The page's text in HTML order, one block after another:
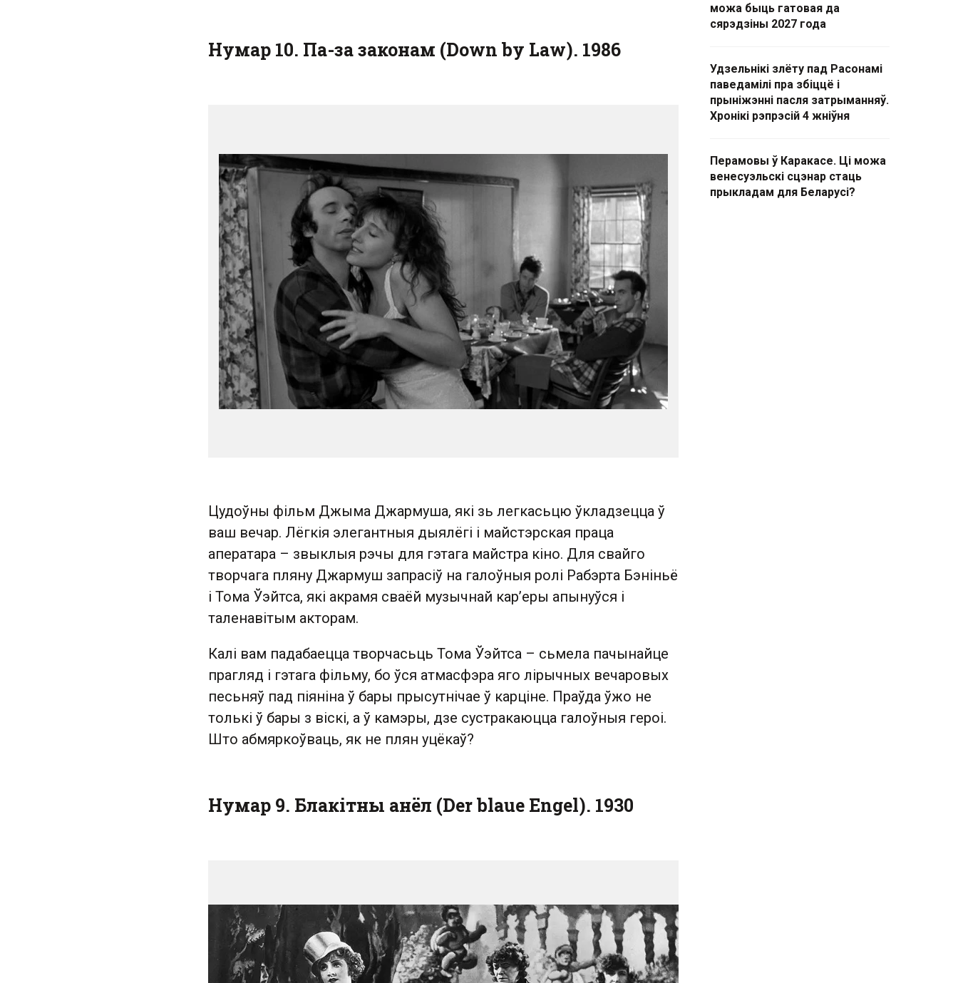
Нумар 10. Па-за законам (Down by Law). 1986
Цудоўны фільм Джыма Джармуша, які зь легкасьцю ўкладзецца ў
ваш вечар. Лёгкія элегантныя дыялёгі і майстэрская праца
аператара – звыклыя рэчы для гэтага майстра кіно. Для свайго
творчага пляну Джармуш запрасіў на галоўныя ролі Рабэрта Бэніньё
і Тома Ўэйтса, які акрамя сваёй музычнай кар’еры апынуўся і
таленавітым акторам.
Калі вам падабаецца творчасьць Тома Ўэйтса – сьмела пачынайце
прагляд і гэтага фільму, бо ўся атмасфэра яго лірычных вечаровых
песьняў пад піяніна ў бары прысутнічае ў карціне. Праўда ўжо не
толькі ў бары з віскі, а ў камэры, дзе сустракаюцца галоўныя героі.
Што абмяркоўваць, як не плян уцёкаў?
Нумар 9. Блакітны анёл (Der blaue Engel). 1930
можа быць гатовая да
сярэдзіны 2027 года
Удзельнікі злёту пад Расонамі
паведамілі пра збіццё і
прыніжэнні пасля затрыманняў.
Хронікі рэпрэсій 4 жніўня
Перамовы ў Каракасе. Ці можа
венесуэльскі сцэнар стаць
прыкладам для Беларусі?